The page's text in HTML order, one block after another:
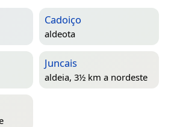
Cadoiço
aldeota
Juncais
aldeia, 3½ km a nordeste